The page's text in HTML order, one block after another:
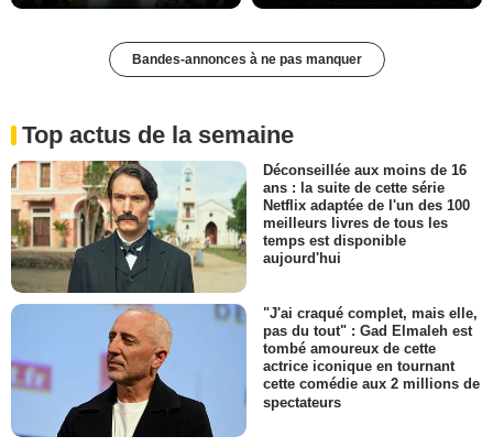
Bandes-annonces à ne pas manquer
Top actus de la semaine
Déconseillée aux moins de 16
ans : la suite de cette série
Netflix adaptée de l'un des 100
meilleurs livres de tous les
temps est disponible
aujourd'hui
"J'ai craqué complet, mais elle,
pas du tout" : Gad Elmaleh est
tombé amoureux de cette
actrice iconique en tournant
cette comédie aux 2 millions de
spectateurs